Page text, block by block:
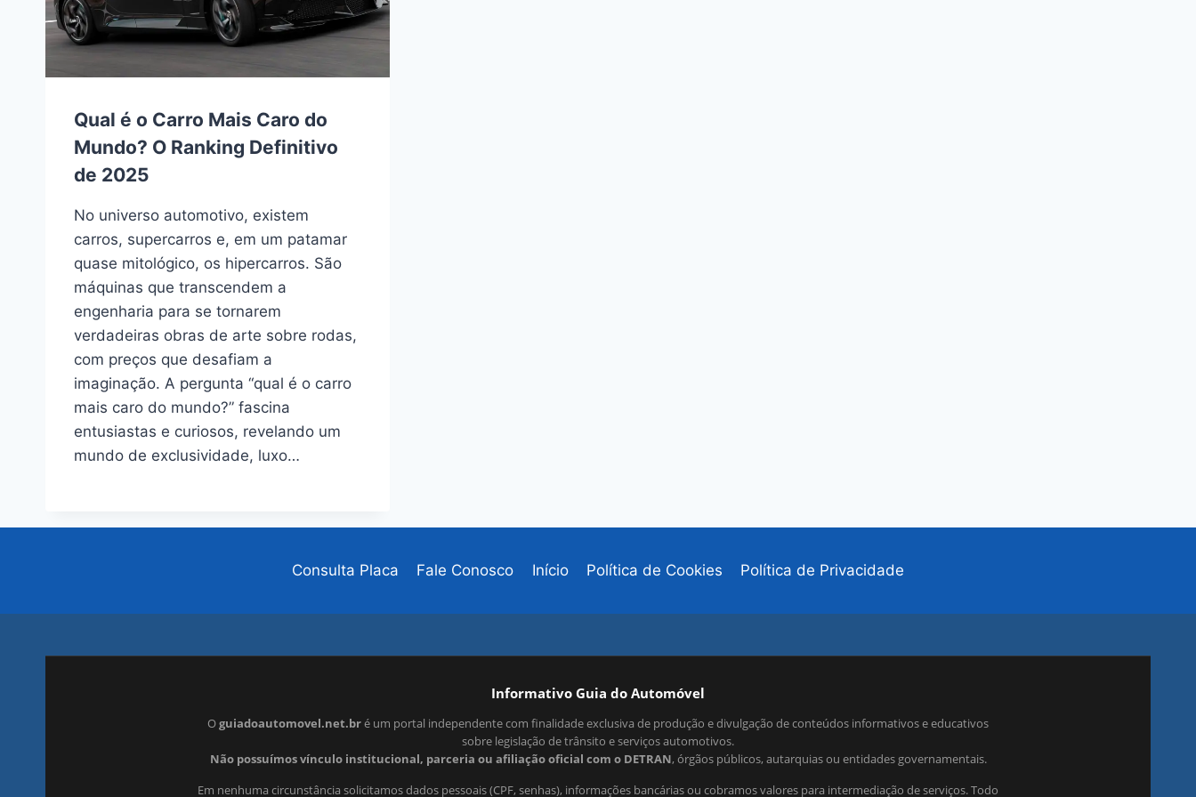
Qual é o Carro Mais Caro do
Mundo? O Ranking Definitivo
de 2025
No universo automotivo, existem
carros, supercarros e, em um patamar
quase mitológico, os hipercarros. São
máquinas que transcendem a
engenharia para se tornarem
verdadeiras obras de arte sobre rodas,
com preços que desafiam a
imaginação. A pergunta “qual é o carro
mais caro do mundo?” fascina
entusiastas e curiosos, revelando um
mundo de exclusividade, luxo…
Consulta Placa Fale Conosco Início Política de Cookies Política de Privacidade
Informativo Guia do Automóvel
Oguiadoautomovel.net.bré um portal independente com finalidade exclusiva de produção e divulgação de conteúdos informativos e educativos
sobre legislação de trânsito e serviços automotivos.
Não possuímos vínculo institucional, parceria ou afiliação oficial com o DETRAN, órgãos públicos, autarquias ou entidades governamentais.
Em nenhuma circunstância solicitamos dados pessoais (CPF, senhas), informações bancárias ou cobramos valores para intermediação de serviços. Todo